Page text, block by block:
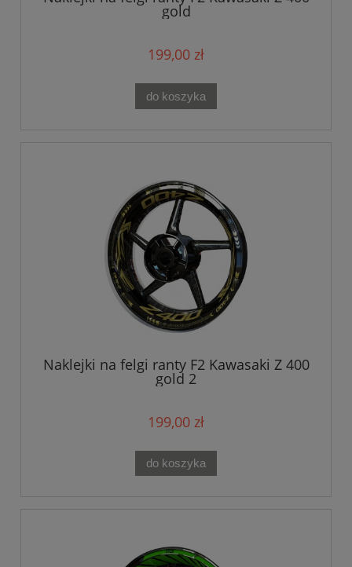
gold
199,00 zł
do koszyka
Naklejki na felgi ranty F2 Kawasaki Z 400
gold 2
199,00 zł
do koszyka